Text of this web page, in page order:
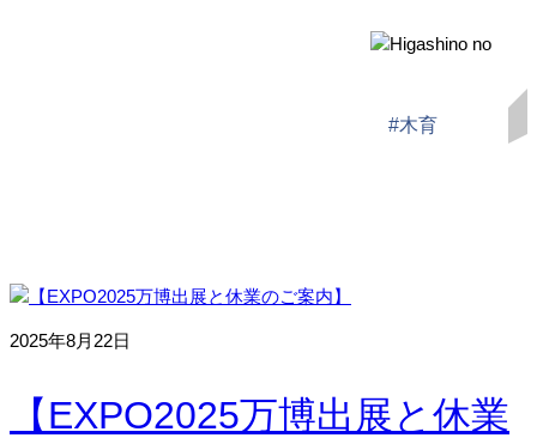
#木育
2025年8月22日
【EXPO2025万博出展と休業